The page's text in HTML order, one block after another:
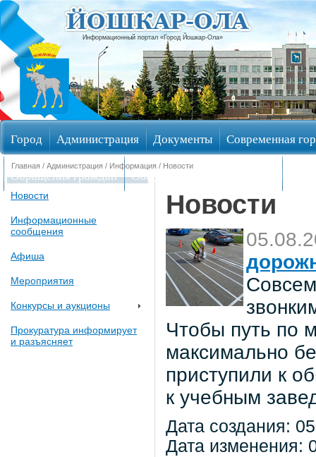
Информационный портал «Город Йошкар-Ола»
Город Администрация Документы Современная
Обращения граждан Общественные обсуждения
Главная / Администрация / Информация / Новости
Новости
Информационные
сообщения
Афиша
Мероприятия
Конкурсы и аукционы
Прокуратура информирует
и разъясняет
Новости
Чтобы путь по
максимально
приступили к
к учебным
Дата создания:
Дата изменения: